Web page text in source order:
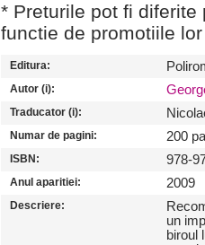
* Preturile pot fi
functie de promotiile
Editura:
Autor (i):
Traducator (i):
Numar de pagini: 200
ISBN: 978-
Anul aparitiei: 2009
Descriere:
un
biroul